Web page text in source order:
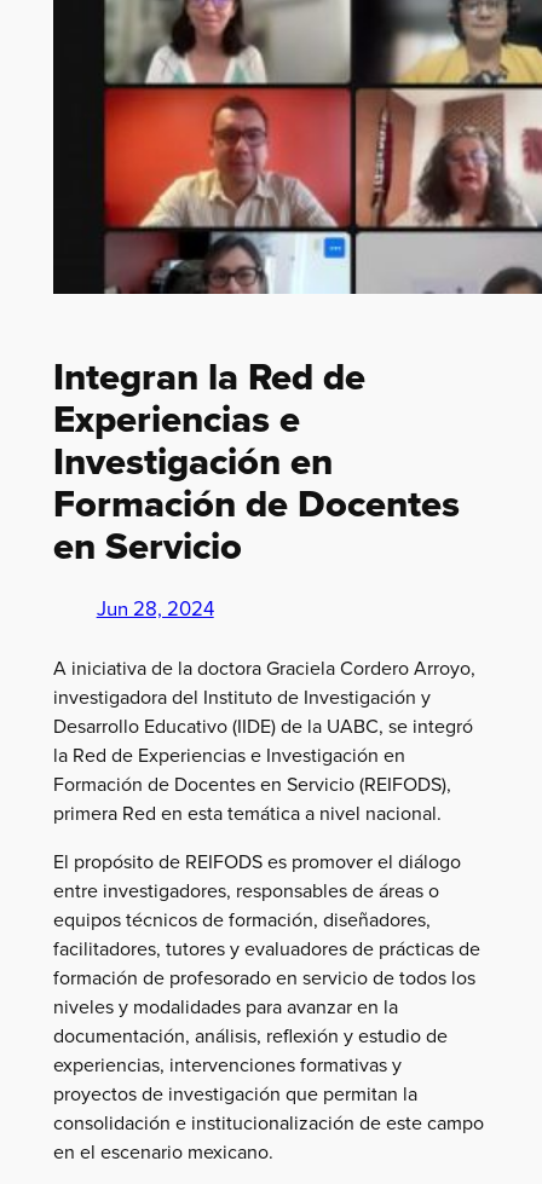
Integran la Red de
Experiencias e
Investigación en
Formación de Docentes
en Servicio
Jun 28, 2024
A iniciativa de la doctora Graciela Cordero Arroyo,
investigadora del Instituto de Investigación y
Desarrollo Educativo (IIDE) de la UABC, se integró
la Red de Experiencias e Investigación en
Formación de Docentes en Servicio (REIFODS),
primera Red en esta temática a nivel nacional.
El propósito de REIFODS es promover el diálogo
entre investigadores, responsables de áreas o
equipos técnicos de formación, diseñadores,
facilitadores, tutores y evaluadores de prácticas de
formación de profesorado en servicio de todos los
niveles y modalidades para avanzar en la
documentación, análisis, reflexión y estudio de
experiencias, intervenciones formativas y
proyectos de investigación que permitan la
consolidación e institucionalización de este campo
en el escenario mexicano.